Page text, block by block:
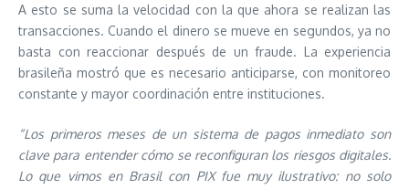
A esto se suma la velocidad con la que ahora se realizan las
transacciones. Cuando el dinero se mueve en segundos, ya no
basta con reaccionar después de un fraude. La experiencia
brasileña mostró que es necesario anticiparse, con monitoreo
constante y mayor coordinación entre instituciones.
“Los primeros meses de un sistema de pagos inmediato son
clave para entender cómo se reconfiguran los riesgos digitales.
Lo que vimos en Brasil con PIX fue muy ilustrativo: no solo